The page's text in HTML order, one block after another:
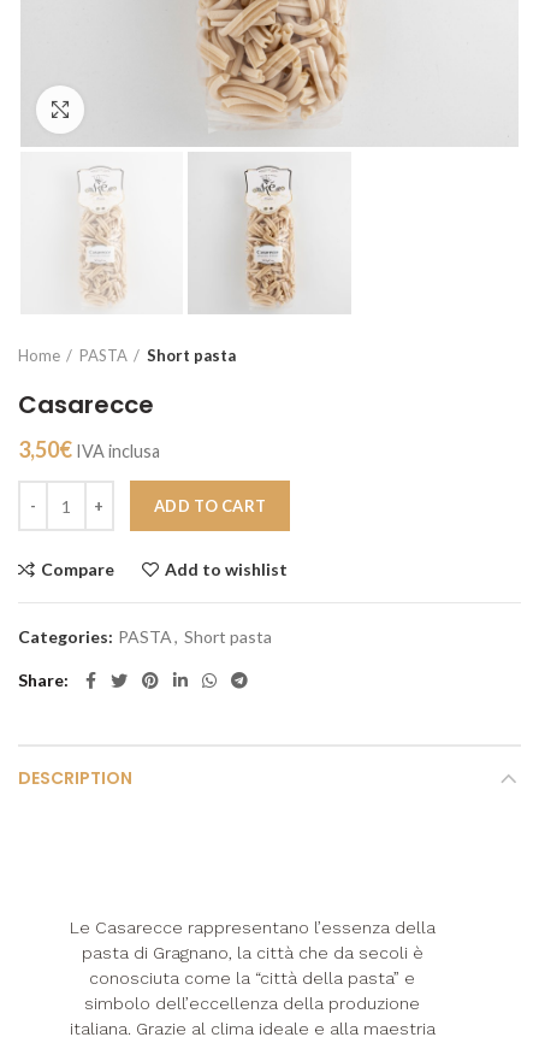
Home PASTA Short pasta
Casarecce
3,50€ IVA inclusa
ADD TO CART
Compare Add to wishlist
Categories: PASTA, Short pasta
Share
DESCRIPTION
Le Casarecce rappresentano l’essenza della
pasta di Gragnano, la città che da secoli è
conosciuta come la “città della pasta” e
simbolo dell’eccellenza della produzione
italiana. Grazie al clima ideale e alla maestria